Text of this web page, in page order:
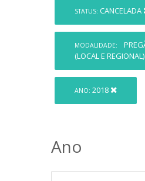
STATUS: CANCELADA
MODALIDADE:
(LOCAL E REGIONAL)
ANO: 2018
Ano